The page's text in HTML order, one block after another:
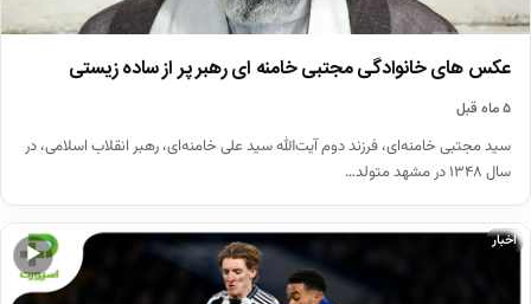
عکس های خانوادگی مجتبی خامنه ای رهبر پر از ساده زیستی
۵ ماه قبل
سید مجتبی خامنه‌ای، فرزند دوم آیت‌الله سید علی خامنه‌ای، رهبر انقلاب اسلامی، در
سال ۱۳۴۸ در مشهد متولد…
▶
اخبار